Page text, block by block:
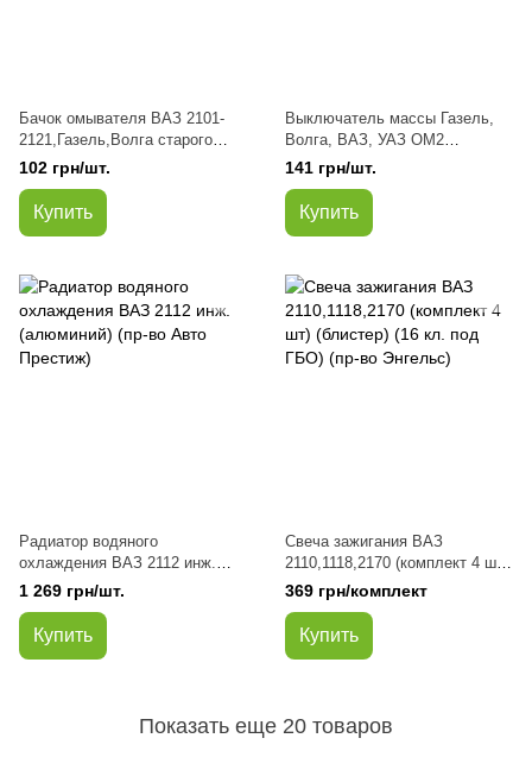
Бачок омывателя ВАЗ 2101-
2121,Газель,Волга старого
образца (пр-во Мастер-М)
102 грн/шт.
Купить
Выключатель массы Газель,
Волга, ВАЗ, УАЗ ОМ2
(заменитель)
141 грн/шт.
Купить
Радиатор водяного
охлаждения ВАЗ 2112 инж.
(алюминий) (пр-во Авто
Престиж)
1 269 грн/шт.
Купить
Свеча зажигания ВАЗ
2110,1118,2170 (комплект 4 шт)
(блистер) (16 кл. под ГБО) (пр-
во Энгельс)
369 грн/комплект
Купить
Показать еще 20 товаров